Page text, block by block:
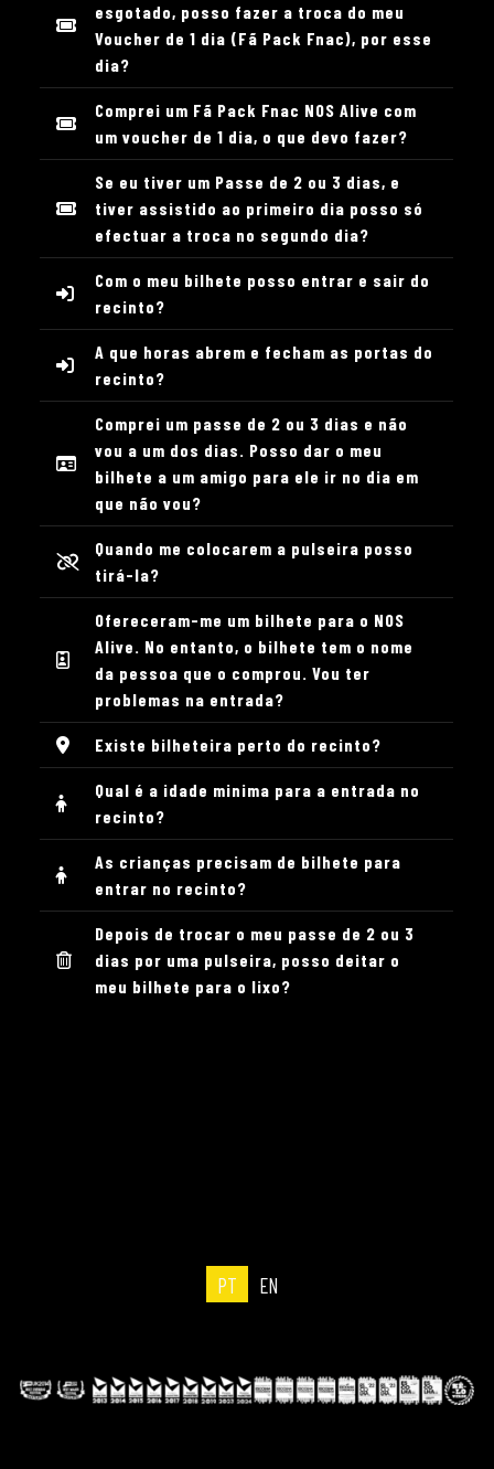
esgotado, posso fazer a troca do meu
Voucher de 1 dia (Fã Pack Fnac), por esse
dia?
Comprei um Fã Pack Fnac NOS Alive com
um voucher de 1 dia, o que devo fazer?
Se eu tiver um Passe de 2 ou 3 dias, e
tiver assistido ao primeiro dia posso só
efectuar a troca no segundo dia?
Com o meu bilhete posso entrar e sair do
recinto?
A que horas abrem e fecham as portas do
recinto?
Comprei um passe de 2 ou 3 dias e não
vou a um dos dias. Posso dar o meu
bilhete a um amigo para ele ir no dia em
que não vou?
Quando me colocarem a pulseira posso
tirá-la?
Ofereceram-me um bilhete para o NOS
Alive. No entanto, o bilhete tem o nome
da pessoa que o comprou. Vou ter
problemas na entrada?
Existe bilheteira perto do recinto?
Qual é a idade minima para a entrada no
recinto?
As crianças precisam de bilhete para
entrar no recinto?
Depois de trocar o meu passe de 2 ou 3
dias por uma pulseira, posso deitar o
meu bilhete para o lixo?
PT EN